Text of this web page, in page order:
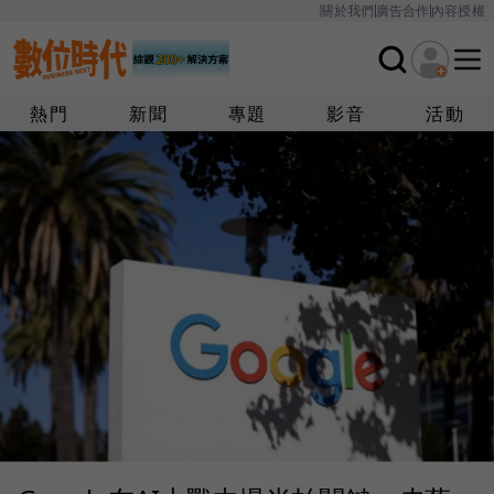
關於我們廣告合作內容授權
熱門 新聞 專題 影音 活動